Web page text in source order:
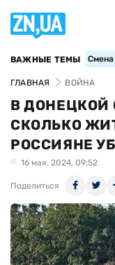
ВАЖНЫЕ ТЕМЫ Смена
ГЛАВНАЯ ВОЙНА
В ДОНЕЦКОЙ
СКОЛЬКО
РОССИЯНЕ
16 мая, 2024, 09:52
Поделиться